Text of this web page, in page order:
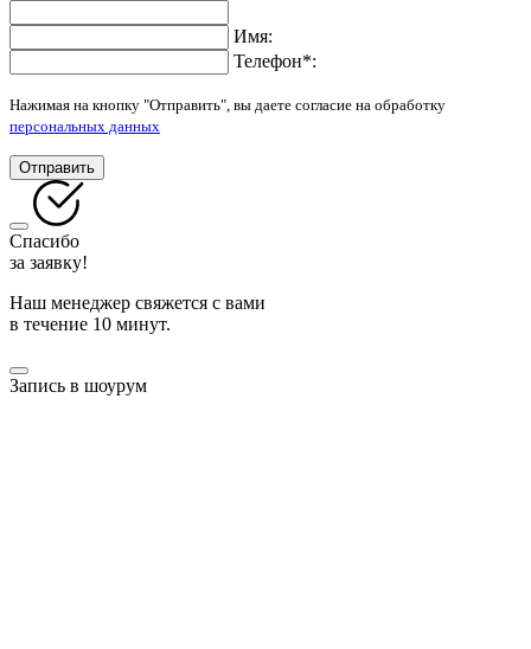
Имя:
Телефон*:
Нажимая на кнопку "Отправить", вы даете согласие на обработку
персональных данных
Отправить
Спасибо
за заявку!
Наш менеджер свяжется с вами
в течение 10 минут.
Запись в шоурум